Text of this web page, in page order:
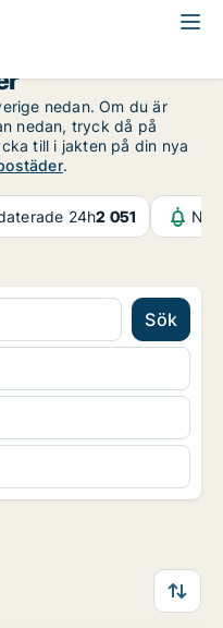
nedan. Om du är
nedan, tryck då på
till i jakten på din nya
.
24h2 051
Sök